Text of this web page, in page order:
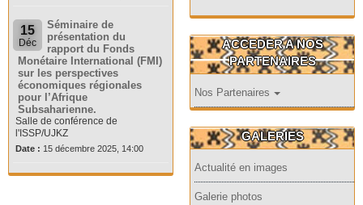
15
Déc
Séminaire de
présentation du
rapport du Fonds
Monétaire International (FMI)
sur les perspectives
économiques régionales
pour l’Afrique
Subsaharienne.
Salle de conférence de
l'ISSP/UJKZ
Date : 15 décembre 2025, 14:00
ACCEDER A NOS
PARTENAIRES
Nos Partenaires
GALERIES
Actualité en images
Galerie photos